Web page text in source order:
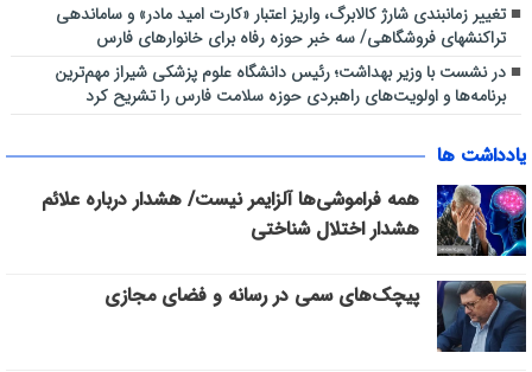
تغییر زمانبندی شارژ کالابرگ، واریز اعتبار «کارت امید مادر» و ساماندهی
تراکنشهای فروشگاهی/ سه خبر حوزه رفاه برای خانوارهای فارس
در نشست با وزیر بهداشت؛ رئیس دانشگاه علوم پزشکی شیراز مهم‌ترین
برنامه‌ها و اولویت‌های راهبردی حوزه سلامت فارس را تشریح کرد
یادداشت ها
همه فراموشی‌ها آلزایمر نیست/ هشدار درباره علائم
هشدار اختلال شناختی
پیچک‌های سمی در رسانه و فضای مجازی